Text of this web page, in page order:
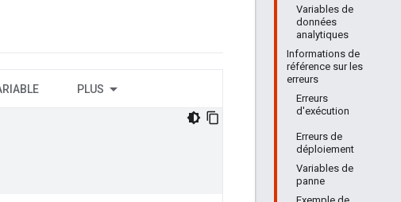
Variables de
données
analytiques
Informations de
référence sur les
erreurs
Erreurs
d'exécution
Erreurs de
déploiement
Variables de
panne
PLUS